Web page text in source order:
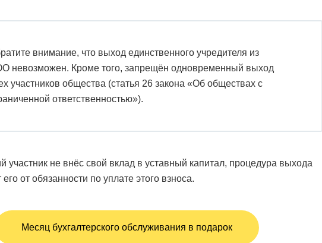
внимание, что выход единственного учредителя из
невозможен. Кроме того, запрещён одновременный выход
участников общества (статья 26 закона «Об обществах с
ответственностью»).
участник не внёс свой вклад в уставный капитал, процедура выхода
от обязанности по уплате этого взноса.
Месяц бухгалтерского обслуживания в подарок